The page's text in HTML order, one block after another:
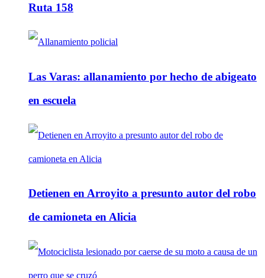
Ruta 158
Las Varas: allanamiento por hecho de abigeato
en escuela
Detienen en Arroyito a presunto autor del robo
de camioneta en Alicia